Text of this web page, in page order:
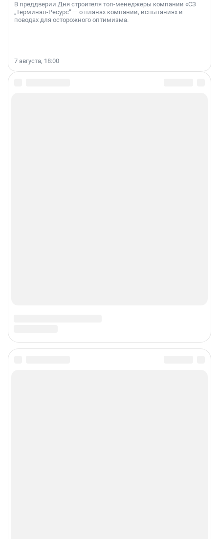
В преддверии Дня строителя топ-менеджеры компании «СЗ
„Терминал-Ресурс“ — о планах компании, испытаниях и
поводах для осторожного оптимизма.
7 августа, 18:00